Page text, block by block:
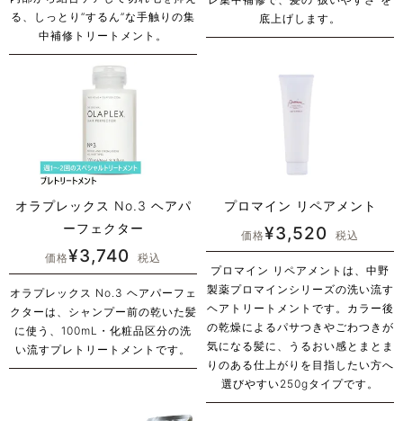
る、しっとり“するん”な手触りの集
中補修トリートメント。
底上げします。
オラプレックス No.3 ヘアパ
ーフェクター
価格¥3,740 税込
オラプレックス No.3 ヘアパーフェ
クターは、シャンプー前の乾いた髪
に使う、100mL・化粧品区分の洗
い流すプレトリートメントです。
プロマイン リペアメント
価格¥3,520 税込
プロマイン リペアメントは、中野
製薬プロマインシリーズの洗い流す
ヘアトリートメントです。カラー後
の乾燥によるパサつきやごわつきが
気になる髪に、うるおい感とまとま
りのある仕上がりを目指したい方へ
選びやすい250gタイプです。